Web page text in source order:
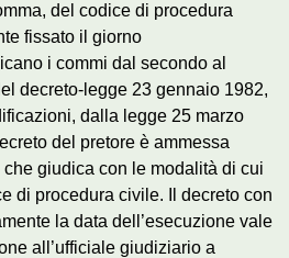
del codice di procedura
fissato il giorno
i commi dal secondo al
decreto-legge 23 gennaio 1982,
dalla legge 25 marzo
del pretore è ammessa
giudica con le modalità di cui
di procedura civile. Il decreto con
la data dell’esecuzione vale
all’ufficiale giudiziario a